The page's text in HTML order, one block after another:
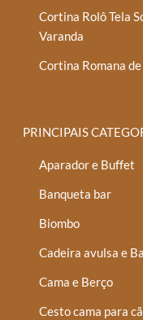
Cortina Rolô Tela
Varanda
Cortina Romana
PRINCIPAIS
Aparador e Buffet
Banqueta bar
Biombo
Cadeira avulsa e
Cama e Berço
Cesto cama para